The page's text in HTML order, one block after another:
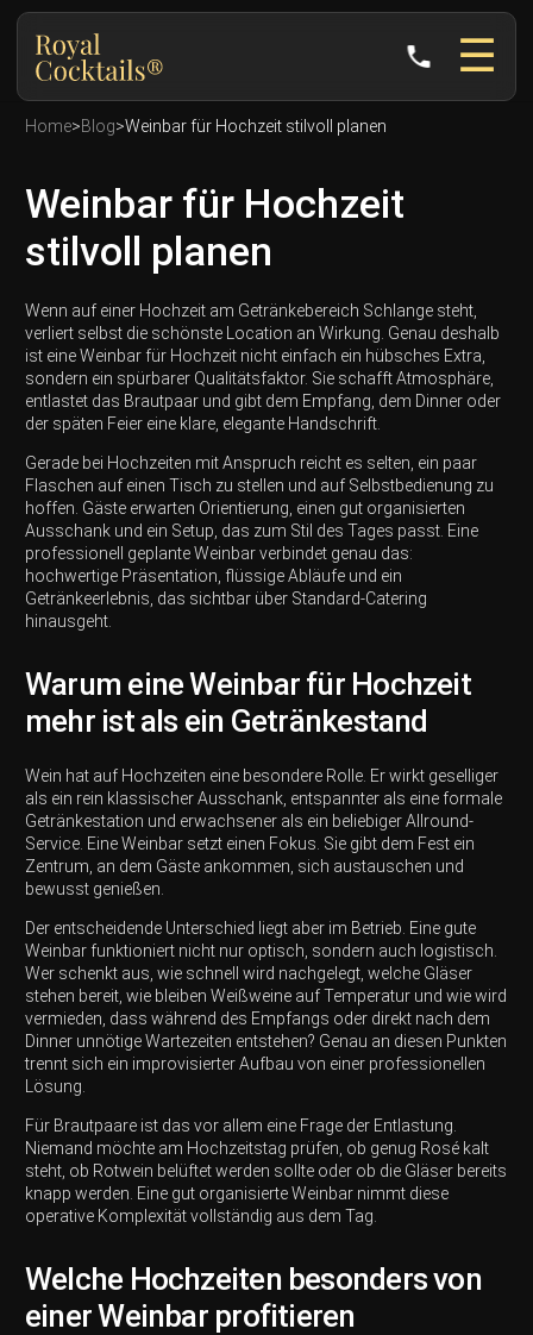
phone ☰
Home>Blog>Weinbar für Hochzeit stilvoll planen
Weinbar für Hochzeit
stilvoll planen
Wenn auf einer Hochzeit am Getränkebereich Schlange steht,
verliert selbst die schönste Location an Wirkung. Genau deshalb
ist eine Weinbar für Hochzeit nicht einfach ein hübsches Extra,
sondern ein spürbarer Qualitätsfaktor. Sie schafft Atmosphäre,
entlastet das Brautpaar und gibt dem Empfang, dem Dinner oder
der späten Feier eine klare, elegante Handschrift.
Gerade bei Hochzeiten mit Anspruch reicht es selten, ein paar
Flaschen auf einen Tisch zu stellen und auf Selbstbedienung zu
hoffen. Gäste erwarten Orientierung, einen gut organisierten
Ausschank und ein Setup, das zum Stil des Tages passt. Eine
professionell geplante Weinbar verbindet genau das:
hochwertige Präsentation, flüssige Abläufe und ein
Getränkeerlebnis, das sichtbar über Standard-Catering
hinausgeht.
Warum eine Weinbar für Hochzeit
mehr ist als ein Getränkestand
Wein hat auf Hochzeiten eine besondere Rolle. Er wirkt geselliger
als ein rein klassischer Ausschank, entspannter als eine formale
Getränkestation und erwachsener als ein beliebiger Allround-
Service. Eine Weinbar setzt einen Fokus. Sie gibt dem Fest ein
Zentrum, an dem Gäste ankommen, sich austauschen und
bewusst genießen.
Der entscheidende Unterschied liegt aber im Betrieb. Eine gute
Weinbar funktioniert nicht nur optisch, sondern auch logistisch.
Wer schenkt aus, wie schnell wird nachgelegt, welche Gläser
stehen bereit, wie bleiben Weißweine auf Temperatur und wie wird
vermieden, dass während des Empfangs oder direkt nach dem
Dinner unnötige Wartezeiten entstehen? Genau an diesen Punkten
trennt sich ein improvisierter Aufbau von einer professionellen
Lösung.
Für Brautpaare ist das vor allem eine Frage der Entlastung.
Niemand möchte am Hochzeitstag prüfen, ob genug Rosé kalt
steht, ob Rotwein belüftet werden sollte oder ob die Gläser bereits
knapp werden. Eine gut organisierte Weinbar nimmt diese
operative Komplexität vollständig aus dem Tag.
Welche Hochzeiten besonders von
einer Weinbar profitieren